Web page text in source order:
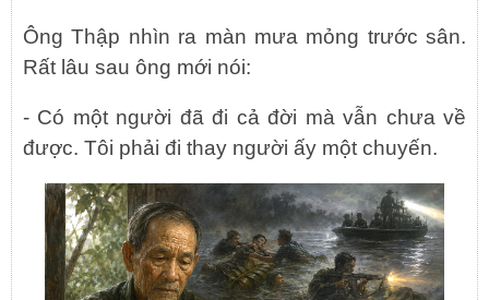
Ông Thập nhìn ra màn mưa mỏng trước sân.
Rất lâu sau ông mới nói:
- Có một người đã đi cả đời mà vẫn chưa về
được. Tôi phải đi thay người ấy một chuyến.